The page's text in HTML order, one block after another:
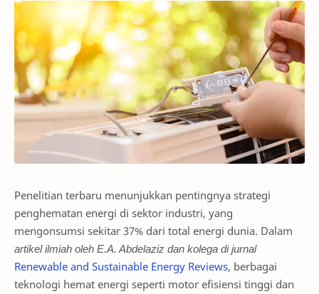
Penelitian terbaru menunjukkan pentingnya strategi
penghematan energi di sektor industri, yang
mengonsumsi sekitar 37% dari total energi dunia. Dalam
artikel ilmiah oleh E.A. Abdelaziz dan kolega di jurnal
Renewable and Sustainable Energy Reviews, berbagai
teknologi hemat energi seperti motor efisiensi tinggi dan